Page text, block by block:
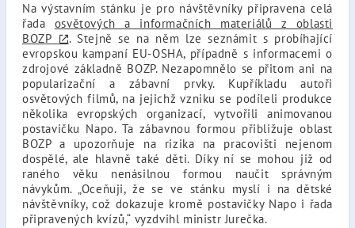
Na výstavním stánku je pro návštěvníky připravena celá
řada osvětových a informačních materiálů z oblasti
BOZP
. Stejně se na něm lze seznámit s probíhající
evropskou kampaní EU-OSHA, případně s informacemi o
zdrojové základně BOZP. Nezapomnělo se přitom ani na
popularizační a zábavní prvky. Kupříkladu autoři
osvětových filmů, na jejichž vzniku se podíleli produkce
několika evropských organizací, vytvořili animovanou
postavičku Napo. Ta zábavnou formou přibližuje oblast
BOZP a upozorňuje na rizika na pracovišti nejenom
dospělé, ale hlavně také děti. Díky ní se mohou již od
raného věku nenásilnou formou naučit správným
návykům. „Oceňuji, že se ve stánku myslí i na dětské
návštěvníky, což dokazuje kromě postavičky Napo i řada
připravených kvízů,“ vyzdvihl ministr Jurečka.